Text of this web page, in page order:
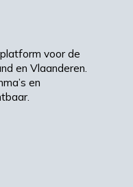
voor de
en Vlaanderen.
en